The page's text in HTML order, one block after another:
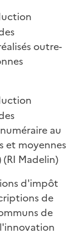
outre-
au
et moyennes
(RI Madelin)
d'impôt
de
de